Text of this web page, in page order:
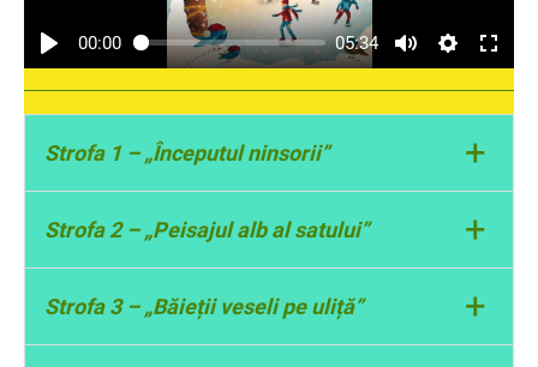
00:00 05:34
Strofa 1 – „Începutul ninsorii” +
Descrie apariția fulgilor și atmosfera satului
acoperit de nori.
Strofa 2 – „Peisajul alb al satului” +
Arată cum zăpada schimbă drumurile și
dealurile.
Strofa 3 – „Băieții veseli pe uliță” +